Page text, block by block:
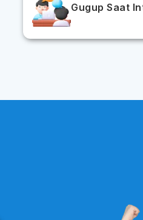
Gugup Saat